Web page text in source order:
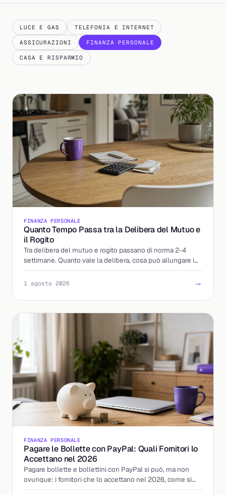
LUCE E GAS TELEFONIA E INTERNET
ASSICURAZIONI FINANZA PERSONALE
CASA E RISPARMIO
FINANZA PERSONALE
Quanto Tempo Passa tra la Delibera del Mutuo e
il Rogito
Tra delibera del mutuo e rogito passano di norma 2-4
settimane. Quanto vale la delibera, cosa può allungare i
tempi e come arrivare preparati dal notaio.
1 agosto 2026 →
FINANZA PERSONALE
Pagare le Bollette con PayPal: Quali Fornitori lo
Accettano nel 2026
Pagare bollette e bollettini con PayPal si può, ma non
ovunque: i fornitori che lo accettano nel 2026, come si
attiva e le alternative quando manca.